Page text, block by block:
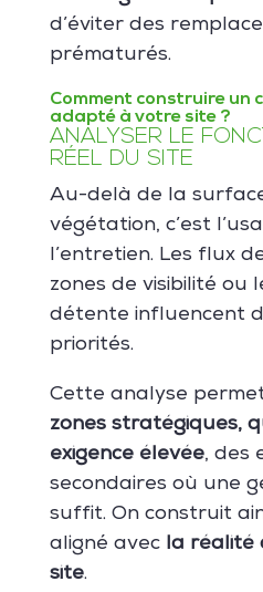
d’éviter des
prématurés.
Comment construire un
adapté à votre site ?
ANALYSER LE
RÉEL DU SITE
Au-delà de la
végétation, c’est
l’entretien. Les flux
zones de visibilité ou
détente influencent
priorités.
Cette analyse
zones stratégiques,
exigence élevée, des
secondaires où une
suffit. On construit
aligné avec la réalité
site.